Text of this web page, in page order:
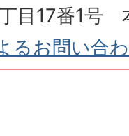
目17番1号
るお問い合